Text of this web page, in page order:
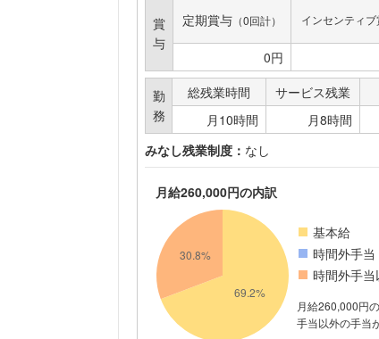
賞
与
定期賞与 （0回計） インセンティ
0円
勤
務
総残業時間 サービス残業
月10時間
月8時間
みなし残業制度： なし
月給260,000円の内訳
基本給
時間外手当
時間外手当
月給260,000円
手当以外の手当